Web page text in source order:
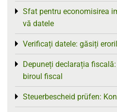
Sfat pentru economisirea
vă datele
Toggle menu
Verificați datele: găsiți
Toggle menu
Depuneți declarația
biroul fiscal
Toggle menu
Steuerbescheid prüfen:
Toggle menu